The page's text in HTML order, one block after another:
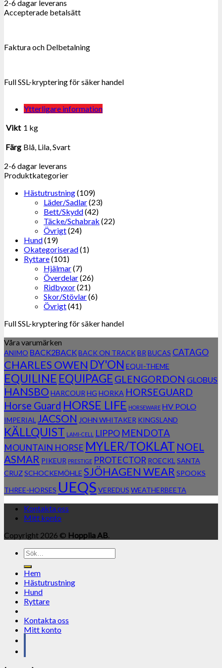
2-6 dagar leverans
Accepterade betalsätt
Faktura och Delbetalning
Full SSL-kryptering för säker handel
Ytterligare information
Vikt 1 kg
Färg Blå, Lila, Svart
2-6 dagar leverans
Produktkategorier
Hästutrustning(109)
Läder/Sadlar(23)
Bett/Skydd(42)
Täcke/Schabrak (22)
Övrigt(24)
Hund(19)
Okategoriserad(1)
Ryttare(101)
Hjälmar(7)
Överdelar(26)
Ridbyxor(21)
Skor/Stövlar(6)
Övrigt(41)
Full SSL-kryptering för säker handel
Våra varumärken
ANIMO BACK2BACKBACK ON TRACK BR BUCAS CATAGO
CHARLES OWEN DY'ON EQUI-THEME
EQUILINE EQUIPAGE GLENGORDON GLOBUS
HANSBO HARCOUR HG HORKA HORSEGUARD
Horse Guard HORSE LIFE HORSEWARE HV POLO
IMPERIAL JACSON JOHN WHITAKER KINGSLAND
KÄLLQUIST LAMI-CELL LIPPO MENDOTA
MOUNTAIN HORSE MYLER/TOKLAT NOEL
ASMAR PIKEUR PRESTIGE PROTECTOR ROECKL SANTA
CRUZSCHOCKEMÖHLE SJÖHAGEN WEAR SPOOKS
THREE-HORSES UEQS VEREDUS WEATHERBEETA
Kontakta oss
Mitt konto
Copyright 2026 © Hopplia AB.
Sök
efter:
Hem
Hästutrustning
Hund
Ryttare
Kontakta oss
Mitt konto